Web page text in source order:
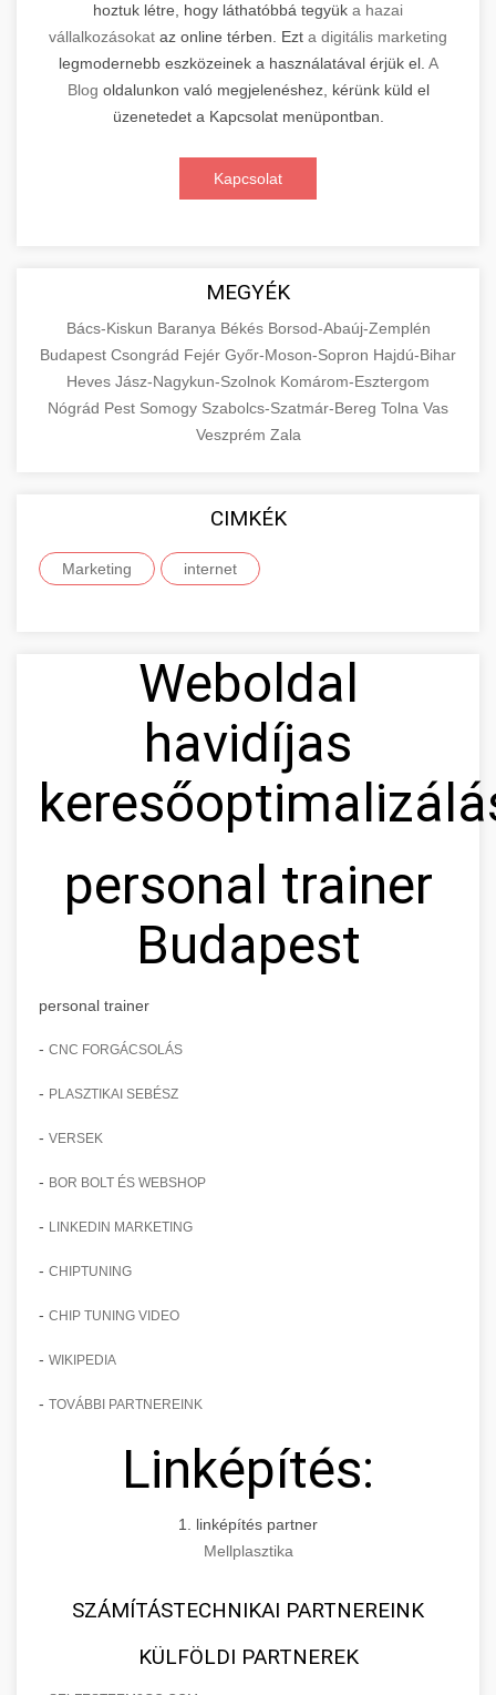
hoztuk létre, hogy láthatóbbá tegyük a hazai
vállalkozásokat az online térben. Ezt a digitális marketing
legmodernebb eszközeinek a használatával érjük el. A
Blog oldalunkon való megjelenéshez, kérünk küld el
üzenetedet a Kapcsolat menüpontban.
Kapcsolat
MEGYÉK
Bács-Kiskun Baranya Békés Borsod-Abaúj-Zemplén
Budapest Csongrád Fejér Győr-Moson-Sopron Hajdú-Bihar
Heves Jász-Nagykun-Szolnok Komárom-Esztergom
Nógrád Pest Somogy Szabolcs-Szatmár-Bereg Tolna Vas
Veszprém Zala
CIMKÉK
Marketing internet
Weboldal
havidíjas
personal trainer
Budapest
personal trainer
- CNC FORGÁCSOLÁS
- PLASZTIKAI SEBÉSZ
- VERSEK
- BOR BOLT ÉS WEBSHOP
- LINKEDIN MARKETING
- CHIPTUNING
- CHIP TUNING VIDEO
- WIKIPEDIA
- TOVÁBBI PARTNEREINK
Linképítés:
1. linképítés partner
Mellplasztika
SZÁMÍTÁSTECHNIKAI PARTNEREINK
KÜLFÖLDI PARTNEREK